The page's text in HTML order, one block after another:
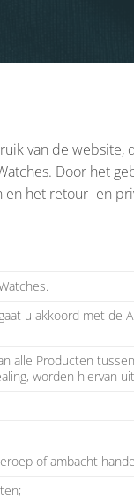
van de website,
Door het
het retour- en
u akkoord met de
alle Producten
worden hiervan
of ambacht